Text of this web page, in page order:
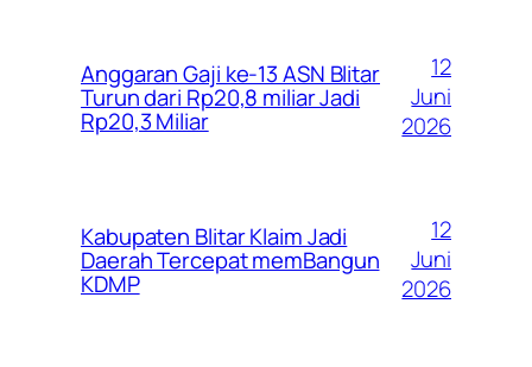
Anggaran Gaji ke-13 ASN Blitar
Turun dari Rp20,8 miliar Jadi
Rp20,3 Miliar
12
Juni
2026
Kabupaten Blitar Klaim Jadi
Daerah Tercepat memBangun
KDMP
12
Juni
2026